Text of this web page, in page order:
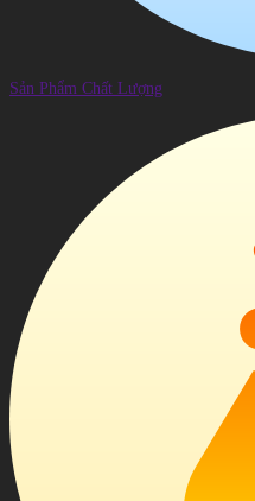
Sản Phẩm Chất Lượng